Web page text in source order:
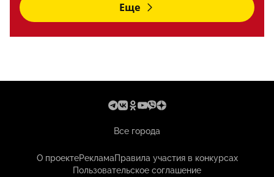
Еще
Все города
О проектеРекламаПравила участия в конкурсах
Пользовательское соглашение